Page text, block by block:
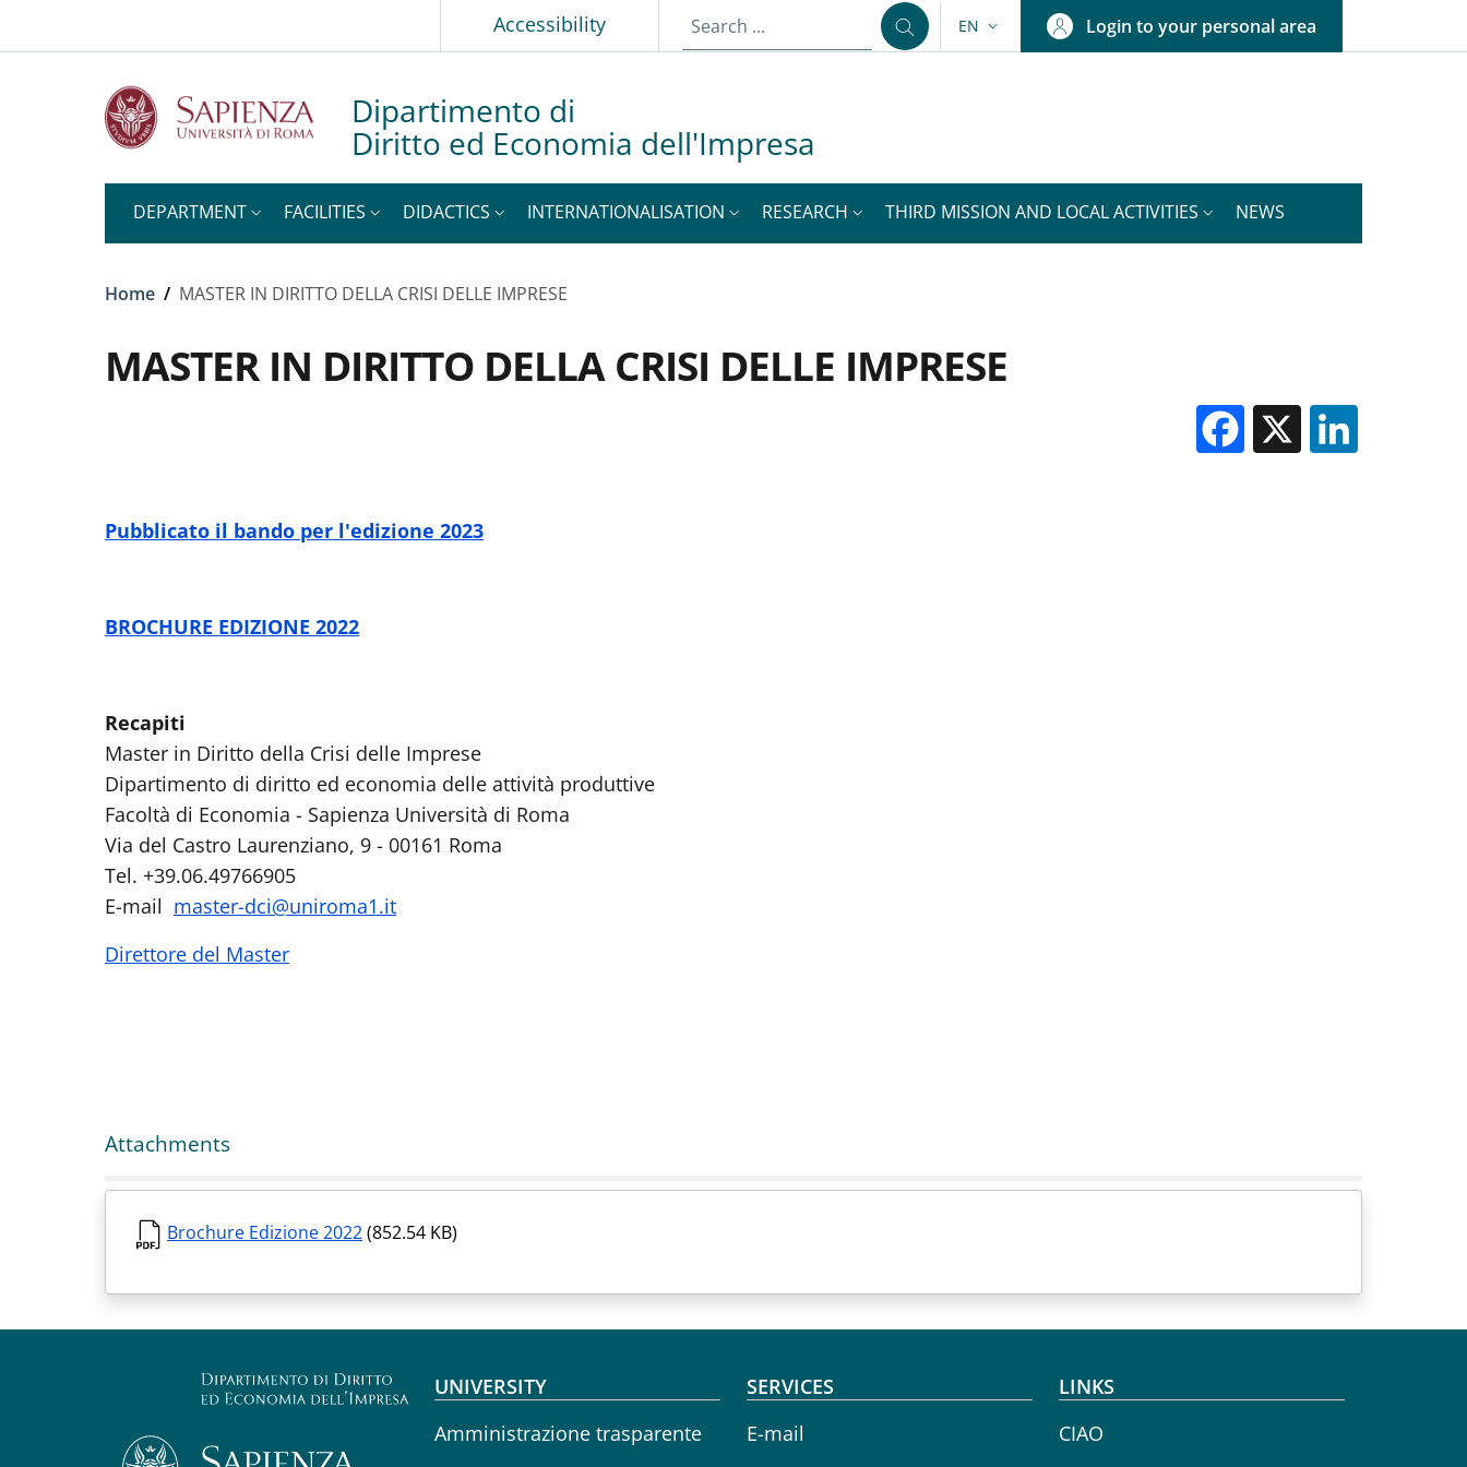
Slim topAccessibility LANGUAGE SWITCHER: CURRENT LANGUAGE
EN Login to your personal area
Dipartimento di
Diritto ed Economia dell'Impresa
DEPARTMENT FACILITIES DIDACTICS INTERNATIONALISATION RESEARCH THIRD MISSION AND LOCAL ACTIVITIES NEWS
Breadcrumb
Home / MASTER IN DIRITTO DELLA CRISI DELLE IMPRESE
MASTER IN DIRITTO DELLA CRISI DELLE IMPRESE
Facebook
X
Pubblicato il bando per l'edizione 2023
BROCHURE EDIZIONE 2022
Recapiti
Master in Diritto della Crisi delle Imprese
Dipartimento di diritto ed economia delle attività produttive
Facoltà di Economia - Sapienza Università di Roma
Via del Castro Laurenziano, 9 - 00161 Roma
Tel. +39.06.49766905
E-mail master-dci@uniroma1.it
Direttore del Master
Attachments
Brochure Edizione 2022(852.54 KB)
Footer menu
UNIVERSITY
Amministrazione trasparente
SERVICES
E-mail
LINKS
CIAO